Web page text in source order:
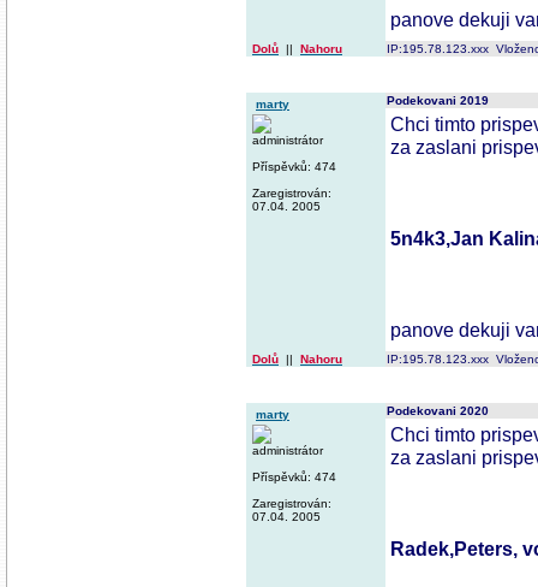
panove dekuji
Dolů || Nahoru IP:195.78.123.xxx
marty
administrátor
Příspěvků: 474
Zaregistrován:
07.04. 2005
Podekovani 2019
Chci timto
za zaslani
5n4k3,Jan
panove dekuji
Dolů || Nahoru IP:195.78.123.xxx
marty
administrátor
Příspěvků: 474
Zaregistrován:
07.04. 2005
Podekovani 2020
Chci timto
za zaslani
Radek,Peters,